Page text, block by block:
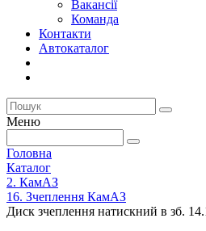
Вакансії
Команда
Контакти
Автокаталог
Меню
Головна
Каталог
2. КамАЗ
16. Зчеплення КамАЗ
Диск зчеплення натискний в зб.